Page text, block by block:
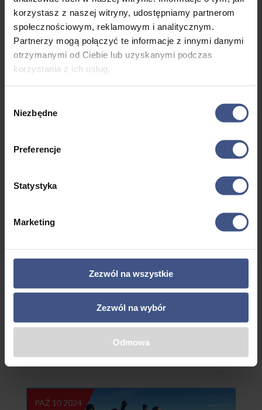
korzystasz z naszej witryny, udostępniamy partnerom
społecznościowym, reklamowym i analitycznym.
Partnerzy mogą połączyć te informacje z innymi danymi
otrzymanymi od Ciebie lub uzyskanymi podczas
korzystania z ich usług.
zgody
Niezbędne
Preferencje
Statystyka
Marketing
Zezwól na wszystkie
Zezwól na wybór
Odmowa
Jak wybrać obóz
narciarski: 7 rzeczy na
uwagę.
Zimowy wyjazd na obóz narciarski to idealna okazja,
naleniem umiejętności narciarskich. Obóz narciarski
to zorganizowany wyjazd, którego głównym celem
boardzie. Uczestnicy, pod okiem doświadczonych in
struktorów, biorą udział w codziennych zajęciach n
a stoku, jednocześnie korzystając z licznych dodatk
owych atrakcji, takich jak wycieczki, gry i zabawy, cz
y wieczorne spotkania integracyjne.
PAŹ 10 2024